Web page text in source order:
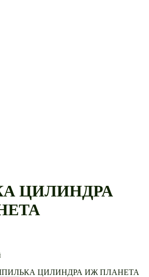
ЦИЛИНДРА
ШПИЛЬКА ЦИЛИНДРА ИЖ ПЛАНЕТА